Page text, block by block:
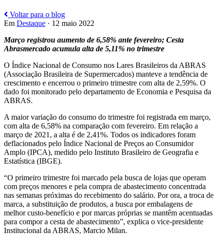
Voltar para o blog
Em Destaque · 12 maio 2022
Março registrou aumento de 6,58% ante fevereiro; Cesta
Abrasmercado acumula alta de 5,11% no trimestre
O Índice Nacional de Consumo nos Lares Brasileiros da ABRAS
(Associação Brasileira de Supermercados) manteve a tendência de
crescimento e encerrou o primeiro trimestre com alta de 2,59%. O
dado foi monitorado pelo departamento de Economia e Pesquisa da
ABRAS.
A maior variação do consumo do trimestre foi registrada em março,
com alta de 6,58% na comparação com fevereiro. Em relação a
março de 2021, a alta é de 2,41%. Todos os indicadores foram
deflacionados pelo Índice Nacional de Preços ao Consumidor
Amplo (IPCA), medido pelo Instituto Brasileiro de Geografia e
Estatística (IBGE).
“O primeiro trimestre foi marcado pela busca de lojas que operam
com preços menores e pela compra de abastecimento concentrada
nas semanas próximas do recebimento do salário. Por ora, a troca de
marca, a substituição de produtos, a busca por embalagens de
melhor custo-benefício e por marcas próprias se mantêm acentuadas
para compor a cesta de abastecimento”, explica o vice-presidente
Institucional da ABRAS, Marcio Milan.